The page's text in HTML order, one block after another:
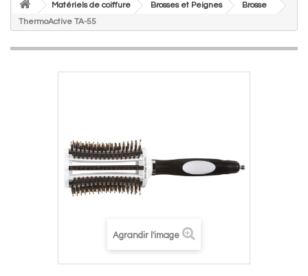
Matériels de coiffure Brosses et Peignes
Brosse
ThermoActive TA-55
Agrandir l'image